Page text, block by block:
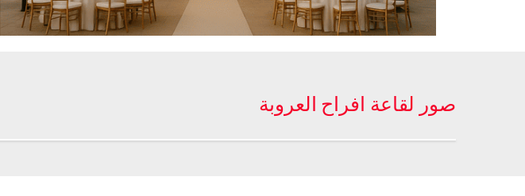
صور لقاعة افراح العروبة